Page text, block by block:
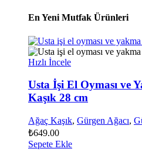
En Yeni Mutfak Ürünleri
Hızlı İncele
Usta İşi El Oyması ve
Kaşık 28 cm
Ağaç Kaşık, Gürgen Ağacı,
₺649.00
Sepete Ekle